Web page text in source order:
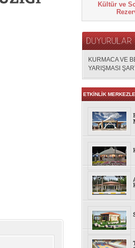
Kültür ve
KURMACA VE
YARIŞMASI
ETKİNLİK